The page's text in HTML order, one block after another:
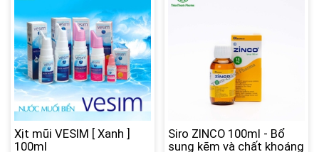
Xịt mũi VESIM [ Xanh ]
100ml
Siro ZINCO 100ml - Bổ
sung kẽm và chất khoáng